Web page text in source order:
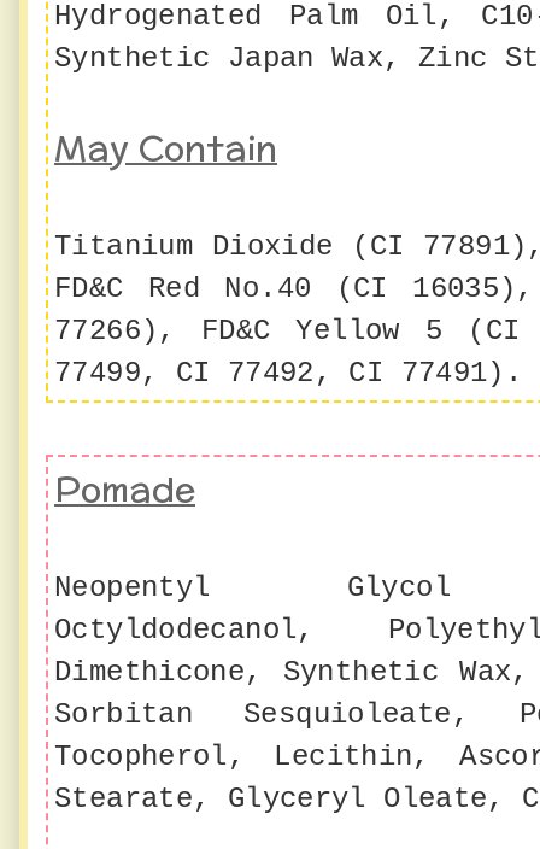
Hydrogenated Palm Oil,
Synthetic Japan Wax, Zinc
May Contain
Titanium Dioxide (CI
FD&C Red No.40 (CI
77266), FD&C Yellow 5
77499, CI 77492, CI 77491).
Pomade
Neopentyl Glycol
Octyldodecanol,
Dimethicone, Synthetic
Sorbitan Sesquioleate,
Tocopherol, Lecithin,
Stearate, Glyceryl Oleate,